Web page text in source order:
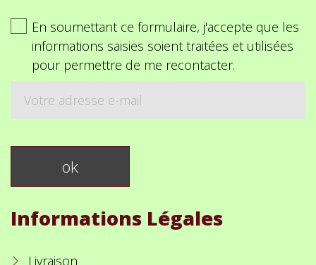
En soumettant ce formulaire, j'accepte que les
informations saisies soient traitées et utilisées
pour permettre de me recontacter.
Informations Légales
Livraison